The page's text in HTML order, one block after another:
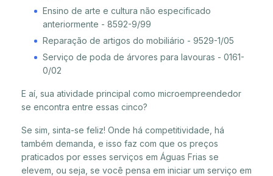
Ensino de arte e cultura não especificado
anteriormente - 8592-9/99
Reparação de artigos do mobiliário - 9529-1/05
Serviço de poda de árvores para lavouras - 0161-
0/02
E aí, sua atividade principal como microempreendedor
se encontra entre essas cinco?
Se sim, sinta-se feliz! Onde há competitividade, há
também demanda, e isso faz com que os preços
praticados por esses serviços em Águas Frias se
elevem, ou seja, se você pensa em iniciar um serviço em